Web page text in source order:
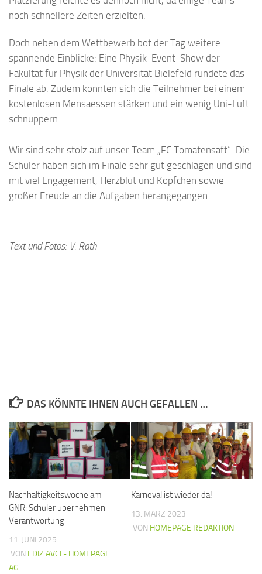
noch schnellere Zeiten erzielten.
Doch neben dem Wettbewerb bot der Tag weitere
spannende Einblicke: Eine Physik-Event-Show der
Fakultät für Physik der Universität Bielefeld rundete das
Finale ab. Zudem konnten sich die Teilnehmer bei einem
kostenlosen Mensaessen stärken und ein wenig Uni-Luft
schnuppern.
Wir sind sehr stolz auf unser Team „FC Tomatensaft“. Die
Schüler haben sich im Finale sehr gut geschlagen und sind
mit viel Engagement, Herzblut und Köpfchen sowie
großer Freude an die Aufgaben herangegangen.
Text und Fotos: V. Rath
DAS KÖNNTE IHNEN AUCH GEFALLEN …
Nachhaltigkeitswoche am
GNR: Schüler übernehmen
Verantwortung
11. JUNI 2025
VON EDIZ AVCI - HOMEPAGE
AG
Karneval ist wieder da!
13. MÄRZ 2023
VON HOMEPAGE REDAKTION